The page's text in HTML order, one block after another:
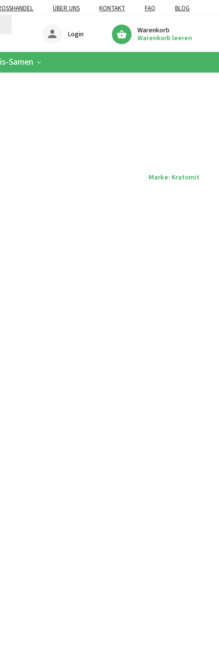
ÜBER UNS KONTAKT FAQ BLOG
Warenkorb
Warenkorb leeren
Login
Samen
Marke: Kratomit